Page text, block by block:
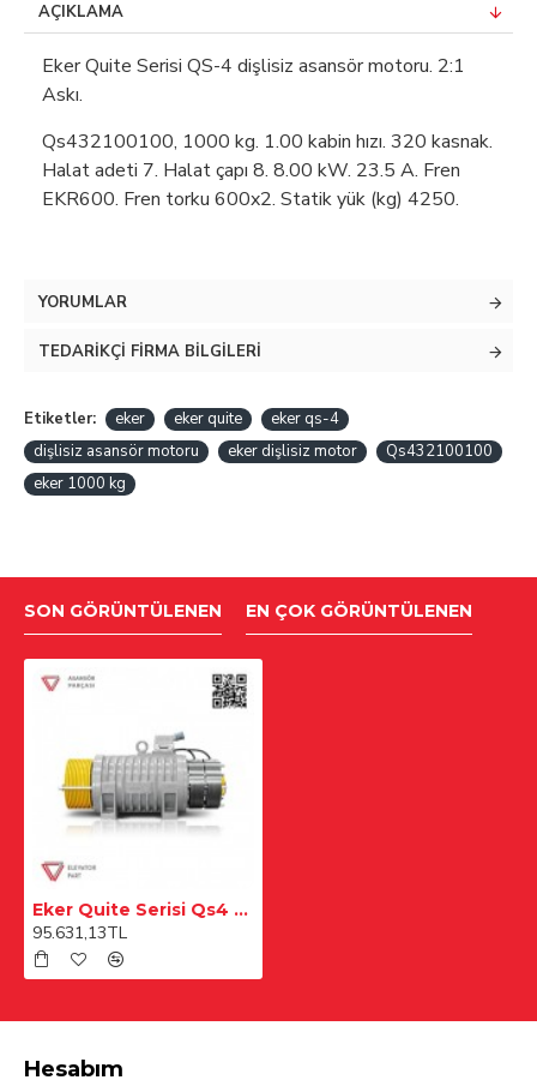
AÇIKLAMA
Eker Quite Serisi QS-4 dişlisiz asansör motoru. 2:1
Askı.
Qs432100100, 1000 kg. 1.00 kabin hızı. 320 kasnak.
Halat adeti 7. Halat çapı 8. 8.00 kW. 23.5 A. Fren
EKR600. Fren torku 600x2. Statik yük (kg) 4250.
YORUMLAR
TEDARIKÇI FIRMA BILGILERI
Etiketler: eker eker quite
eker qs-4
dişlisiz asansör motoru
eker dişlisiz motor
Qs432100100
eker 1000 kg
SON GÖRÜNTÜLENEN EN ÇOK GÖRÜNTÜLENEN
Eker Quite Serisi Qs4 Qs432100100 1000 Kg Dişlisiz Asansör Motoru
95.631,13TL
Hesabım